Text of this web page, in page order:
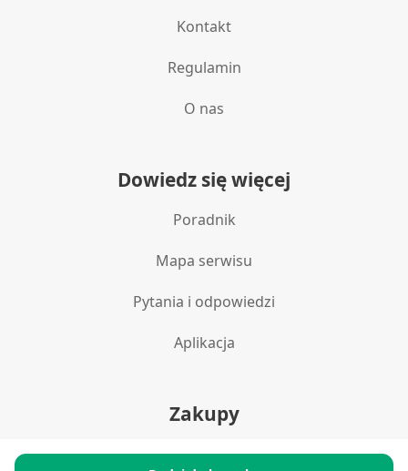
Kontakt
Regulamin
O nas
Dowiedz się więcej
Poradnik
Mapa serwisu
Pytania i odpowiedzi
Aplikacja
Zakupy
Polityka prywatności